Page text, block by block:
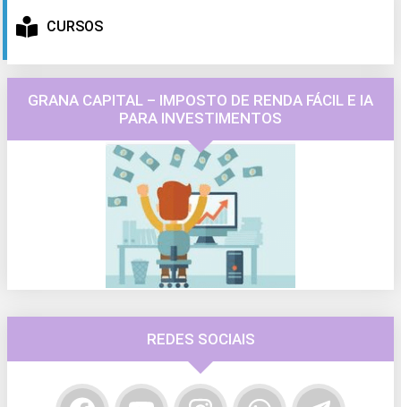
CURSOS
GRANA CAPITAL – IMPOSTO DE RENDA FÁCIL E IA
PARA INVESTIMENTOS
REDES SOCIAIS